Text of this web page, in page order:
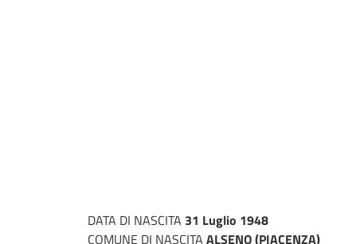
DATA DI NASCITA 31 Luglio 1948
COMUNE DI NASCITA ALSENO (PIACENZA)